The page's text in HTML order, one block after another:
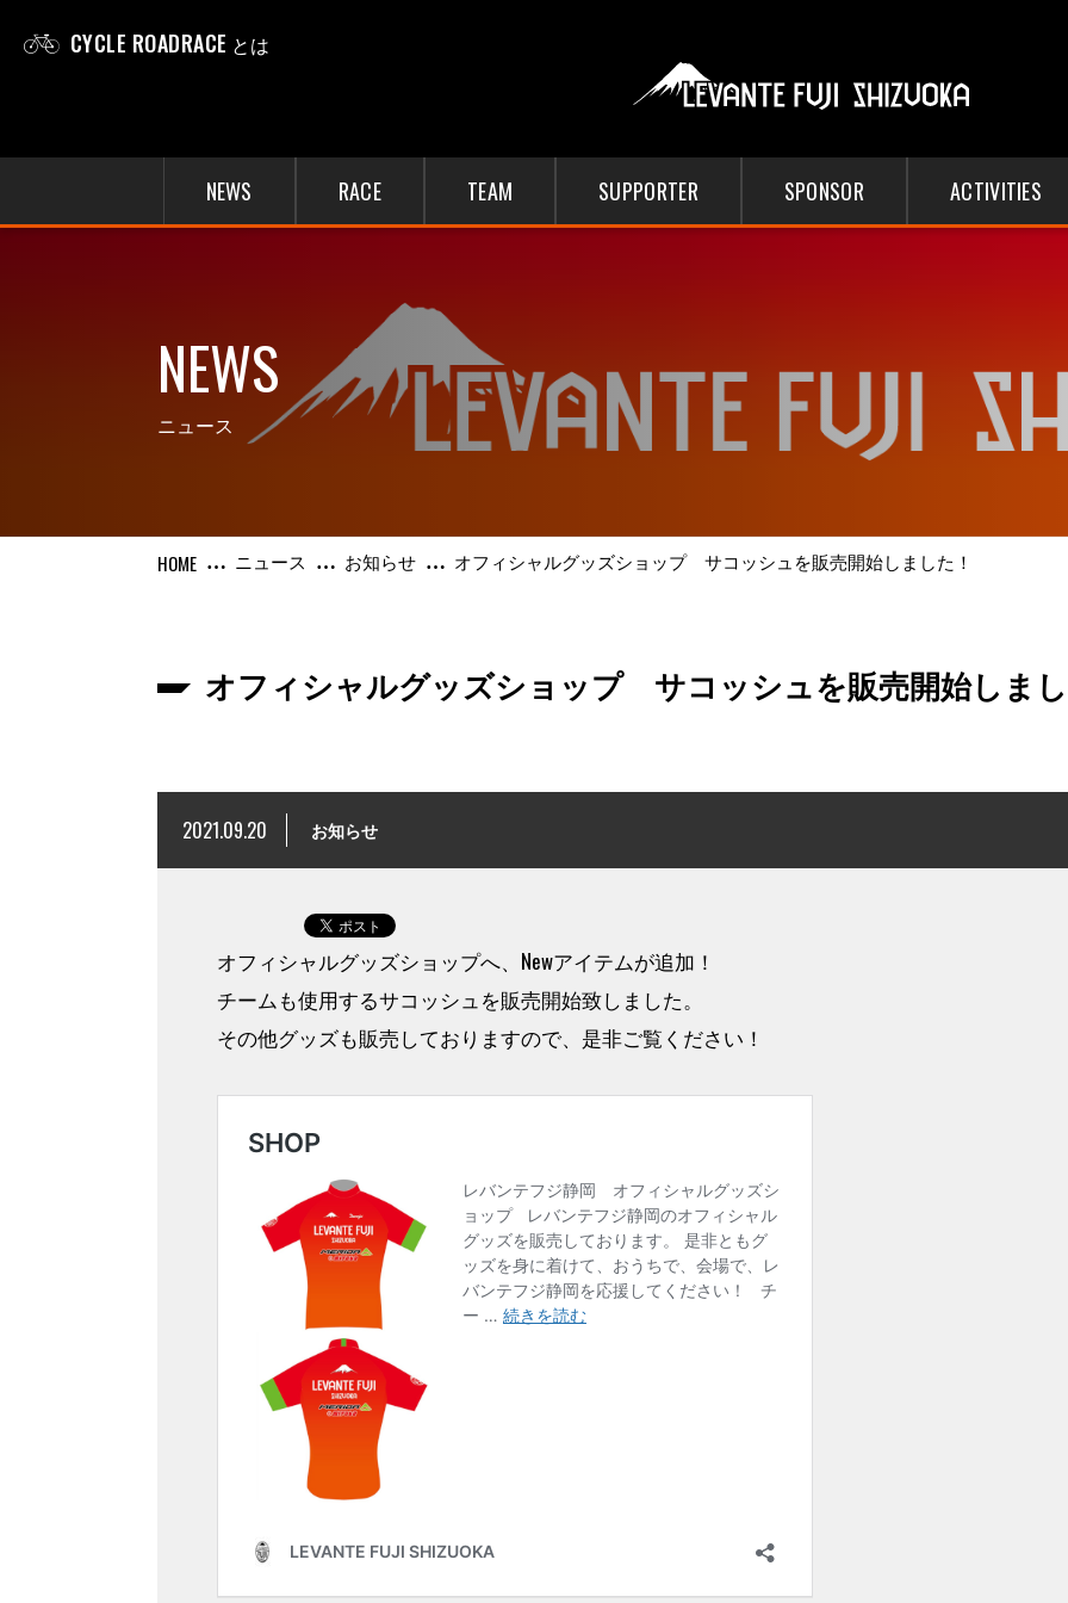
CYCLE ROADRACE とは
NEWS RACE TEAM SUPPORTER SPONSOR ACTIVITIES
NEWS
ニュース
ニュース お知らせ オフィシャルグッズショップ サコッシュを販売開始しました！
オフィシャルグッズショップ サコッシュを販売開始しま
2021.09.20 お知らせ
オフィシャルグッズショップへ、Newアイテムが追加！
チームも使用するサコッシュを販売開始致しました。
その他グッズも販売しておりますので、是非ご覧ください！